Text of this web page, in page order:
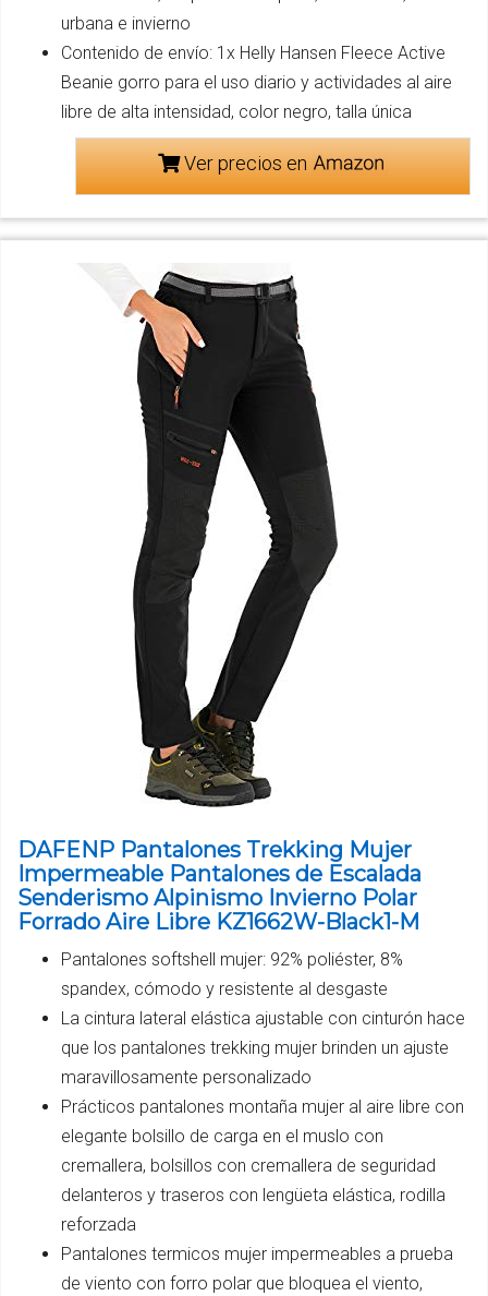
urbana e invierno
Contenido de envío: 1x Helly Hansen Fleece Active
Beanie gorro para el uso diario y actividades al aire
libre de alta intensidad, color negro, talla única
Ver precios en
DAFENP Pantalones Trekking Mujer
Impermeable Pantalones de Escalada
Senderismo Alpinismo Invierno Polar
Forrado Aire Libre KZ1662W-Black1-M
Pantalones softshell mujer: 92% poliéster, 8%
spandex, cómodo y resistente al desgaste
La cintura lateral elástica ajustable con cinturón hace
que los pantalones trekking mujer brinden un ajuste
maravillosamente personalizado
Prácticos pantalones montaña mujer al aire libre con
elegante bolsillo de carga en el muslo con
cremallera, bolsillos con cremallera de seguridad
delanteros y traseros con lengüeta elástica, rodilla
reforzada
Pantalones termicos mujer impermeables a prueba
de viento con forro polar que bloquea el viento,